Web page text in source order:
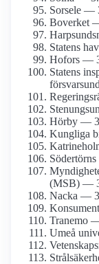
Sorsele —
Boverket
Statens
Hofors —
Statens
Hörby —
Kungliga
(MSB) —
Nacka —
Tranemo
Umeå